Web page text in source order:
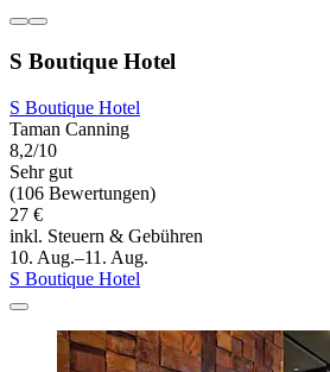
S Boutique Hotel
S Boutique Hotel
Taman Canning
8,2/10
Sehr gut
(106 Bewertungen)
27 €
inkl. Steuern & Gebühren
10. Aug.–11. Aug.
S Boutique Hotel